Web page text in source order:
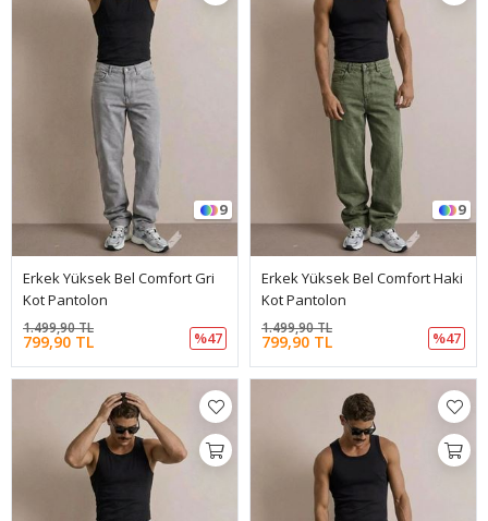
9
Erkek Yüksek Bel Comfort Gri
Kot Pantolon
799,90 TL
1.499,90 TL
%47
9
Erkek Yüksek Bel Comfort Haki
Kot Pantolon
799,90 TL
1.499,90 TL
%47